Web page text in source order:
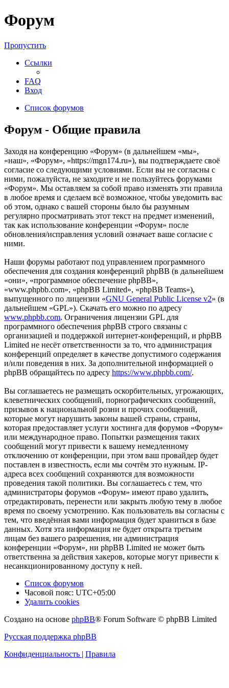
Форум
Пропустить
Ссылки
FAQ
Вход
Список форумов
Форум - Общие правила
Заходя на конференцию «Форум» (в дальнейшем «мы»,
«наш», «Форум», «https://mgn174.ru»), вы подтверждаете своё
согласие со следующими условиями. Если вы не согласны с
ними, пожалуйста, не заходите и не пользуйтесь форумами
«Форум». Мы оставляем за собой право изменять эти правила
в любое время и сделаем всё возможное, чтобы уведомить вас
об этом, однако с вашей стороны было бы разумным
регулярно просматривать этот текст на предмет изменений,
так как использование конференции «Форум» после
обновления/исправления условий означает ваше согласие с
ними.
Наши форумы работают под управлением программного
обеспечения для создания конференций phpBB (в дальнейшем
«они», «программное обеспечение phpBB»,
«www.phpbb.com», «phpBB Limited», «phpBB Teams»),
выпущенного по лицензии «GNU General Public License v2» (в
дальнейшем «GPL»). Скачать его можно по адресу
www.phpbb.com. Ограничения лицензии GPL для
программного обеспечения phpBB строго связаны с
организацией и поддержкой интернет-конференций, и phpBB
Limited не несёт ответственности за то, что администрация
конференций определяет в качестве допустимого содержания
и/или поведения в них. За дополнительной информацией о
phpBB обращайтесь по адресу https://www.phpbb.com/.
Вы соглашаетесь не размещать оскорбительных, угрожающих,
клеветнических сообщений, порнографических сообщений,
призывов к национальной розни и прочих сообщений,
которые могут нарушить законы вашей страны, страны,
которая предоставляет услуги хостинга для форумов «Форум»
или международное право. Попытки размещения таких
сообщений могут привести к вашему немедленному
отключению от конференции, при этом ваш провайдер будет
поставлен в известность, если мы сочтём это нужным. IP-
адреса всех сообщений сохраняются для возможности
проведения такой политики. Вы соглашаетесь с тем, что
администраторы форумов «Форум» имеют право удалить,
отредактировать, перенести или закрыть любую тему в любое
время по своему усмотрению. Как пользователь вы согласны с
тем, что введённая вами информация будет храниться в базе
данных. Хотя эта информация не будет открыта третьим
лицам без вашего разрешения, ни администрация
конференции «Форум», ни phpBB Limited не может быть
ответственна за действия хакеров, которые могут привести к
несанкционированному доступу к ней.
Список форумов
Часовой пояс: UTC+05:00
Удалить cookies
Создано на основе phpBB® Forum Software © phpBB Limited
Русская поддержка phpBB
Конфиденциальность | Правила